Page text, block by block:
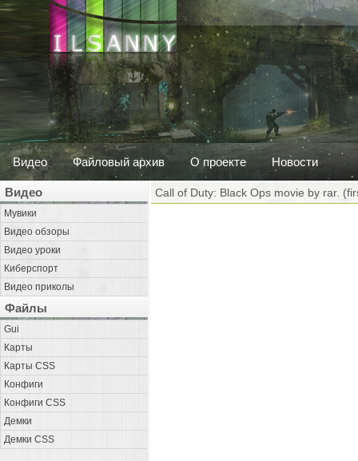
Видео Файловый архив О проекте Новости
Видео
Мувики
Видео обзоры
Видео уроки
Киберспорт
Видео приколы
Файлы
Gui
Карты
Карты CSS
Конфиги
Конфиги CSS
Демки
Демки CSS
Call of Duty: Black Ops movie by rar.